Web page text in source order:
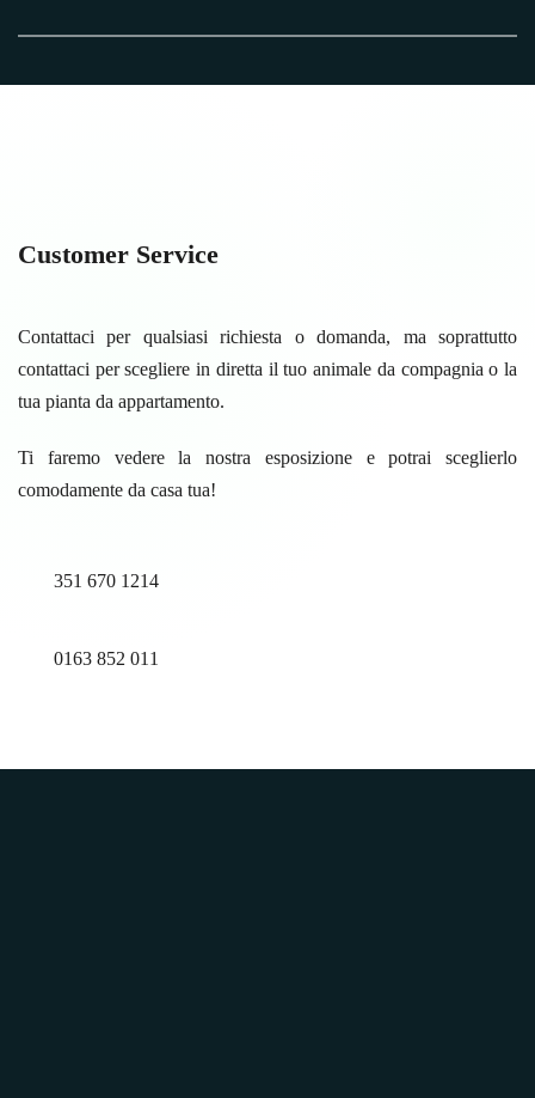
Customer Service
Contattaci per qualsiasi richiesta o domanda, ma soprattutto
contattaci per scegliere in diretta il tuo animale da compagnia o la
tua pianta da appartamento.
Ti faremo vedere la nostra esposizione e potrai sceglierlo
comodamente da casa tua!
351 670 1214
0163 852 011